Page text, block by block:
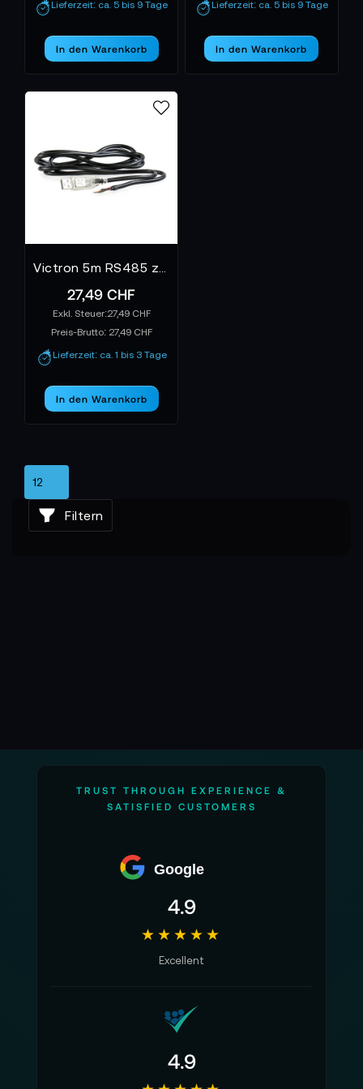
Fokus auf Nachhaltigkeit nutzt
ausschließlich hocheffiziente Komponenten und
setzt Maßstäbe für mobile und stationäre
OFFGRIDTEC BEI TONEART – ENERGIE FÜR
ImTONEART-Shopfindest du eine kuratierte
Auswahl der leistungsstarken
– von flexiblen Solarmodulen bis zu Powerstations
Erlebe autarke Energie neu – mit
Marke für Unabhängigkeit, Innovation und
nachhaltige Power.
Lieferzeit: ca. 5 bis 9 Tage
In den Warenkorb
Lieferzeit: ca. 5 bis 9 Tage
In den Warenkorb
27,49 CHF
27,49 CHF
Preis-Brutto: 27,49 CHF
Lieferzeit: ca. 1 bis 3 Tage
In den Warenkorb
Filtern
TRUST THROUGH EXPERIENCE &
SATISFIED CUSTOMERS
Google
4.9
★★★★★
Excellent
4.9